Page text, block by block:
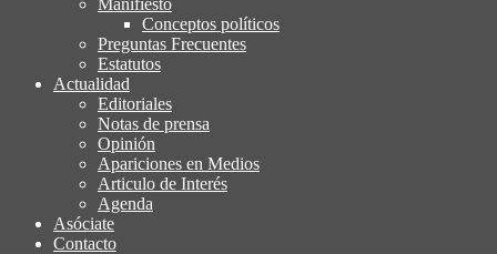
ciudadanía, laicismo, europeísmo
Manifiesto
Conceptos políticos
Preguntas Frecuentes
Estatutos
Actualidad
Editoriales
Notas de prensa
Opinión
Apariciones en Medios
Articulo de Interés
Agenda
Asóciate
Contacto